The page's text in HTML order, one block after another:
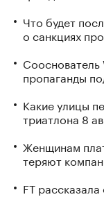
Что будет
о санкциях
пропаганды
Какие улицы
триатлона 8
Женщинам
теряют
FT